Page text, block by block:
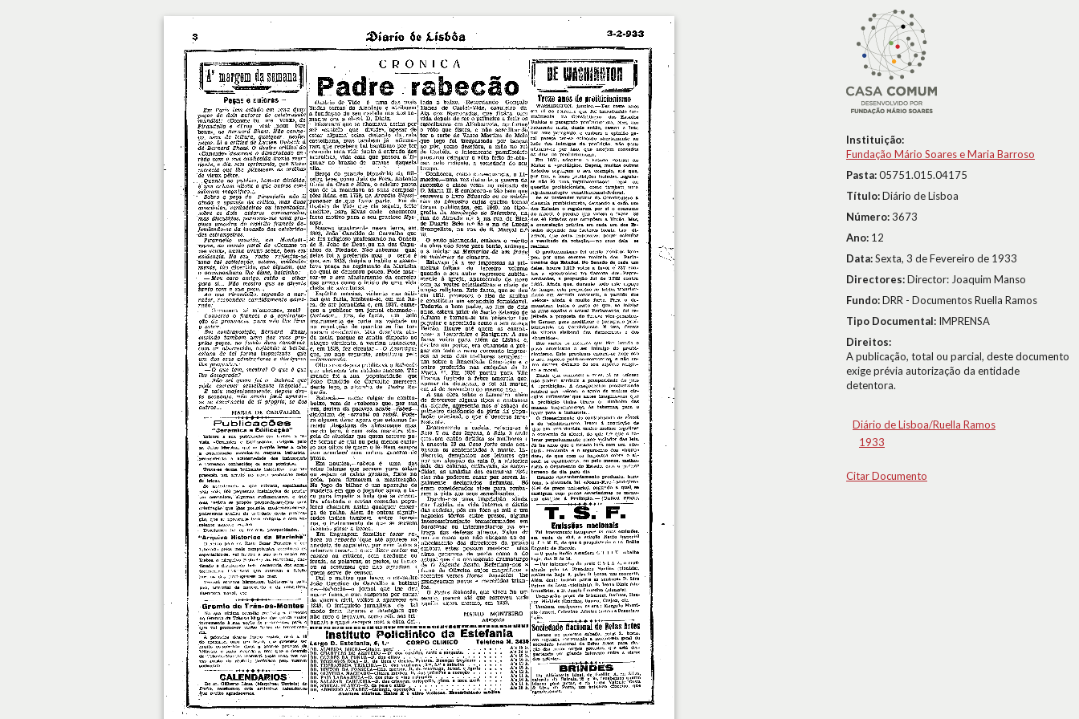
Instituição:
Fundação Mário Soares e Maria Barroso
Pasta:05751.015.04175
Título:Diário de Lisboa
Número:3673
Ano: 12
Data:Sexta, 3 de Fevereiro de 1933
Directores:Director: Joaquim Manso
Fundo:DRR - Documentos Ruella Ramos
Tipo Documental: IMPRENSA
Direitos:
A publicação, total ou parcial, deste documento
exige prévia autorização da entidade
detentora.
Diário de Lisboa/Ruella Ramos
1933
Citar Documento